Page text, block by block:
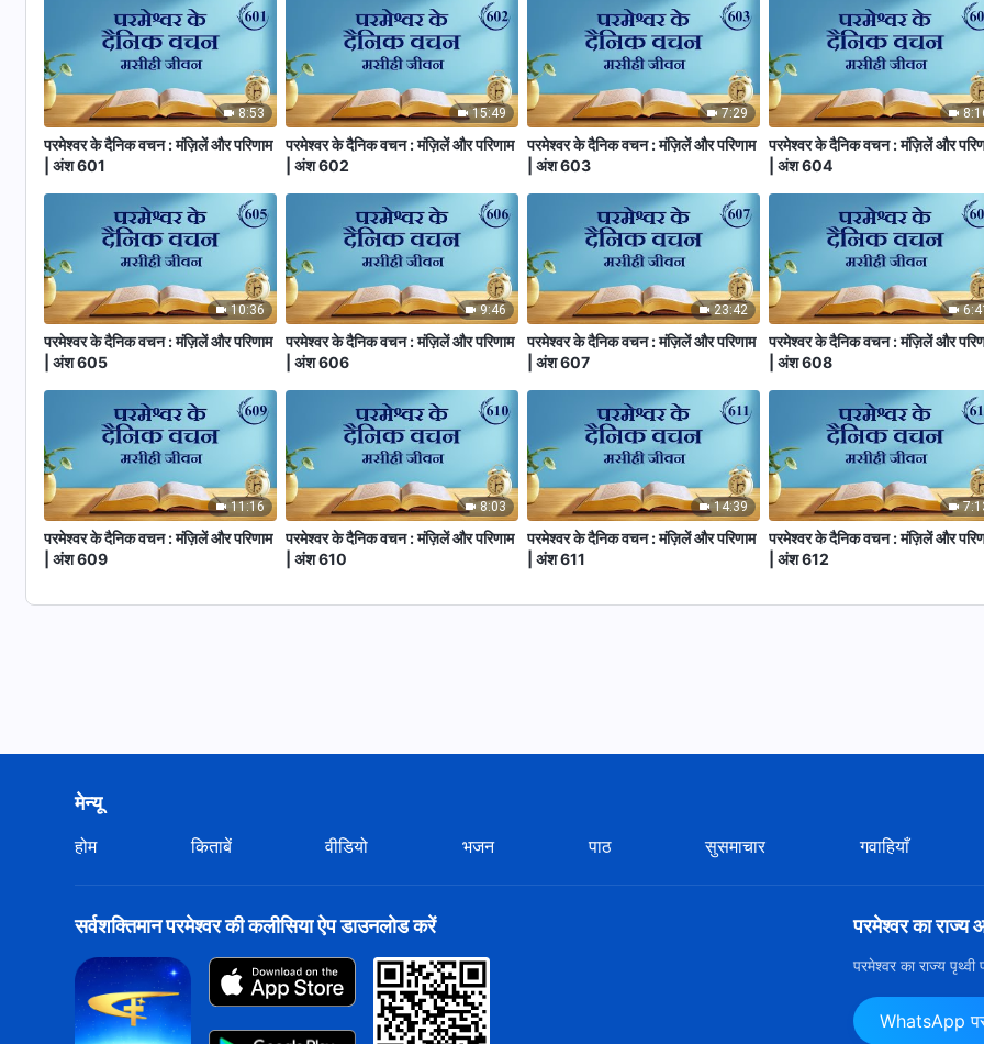
8:53
परमेश्वर के दैनिक वचन : मंज़िलें और परिणाम
| अंश 601
15:49
परमेश्वर के दैनिक वचन : मंज़िलें और परिणाम
| अंश 602
7:29
परमेश्वर के दैनिक वचन : मंज़िलें और परिणाम
| अंश 603
परमेश्वर के दैनिक वचन : मंज़िलें और
| अंश 604
10:36
परमेश्वर के दैनिक वचन : मंज़िलें और परिणाम
| अंश 605
9:46
परमेश्वर के दैनिक वचन : मंज़िलें और परिणाम
| अंश 606
23:42
परमेश्वर के दैनिक वचन : मंज़िलें और परिणाम
| अंश 607
परमेश्वर के दैनिक वचन : मंज़िलें और
| अंश 608
11:16
परमेश्वर के दैनिक वचन : मंज़िलें और परिणाम
| अंश 609
8:03
परमेश्वर के दैनिक वचन : मंज़िलें और परिणाम
| अंश 610
14:39
परमेश्वर के दैनिक वचन : मंज़िलें और परिणाम
| अंश 611
परमेश्वर के दैनिक वचन : मंज़िलें और
| अंश 612
मेन्यू
होम किताबें वीडियो भजन पाठ सुसमाचार गवाहियाँ
सर्वशक्तिमान परमेश्वर की कलीसिया ऐप डाउनलोड करें परमेश्वर का राज्य
परमेश्वर का राज्य
WhatsApp